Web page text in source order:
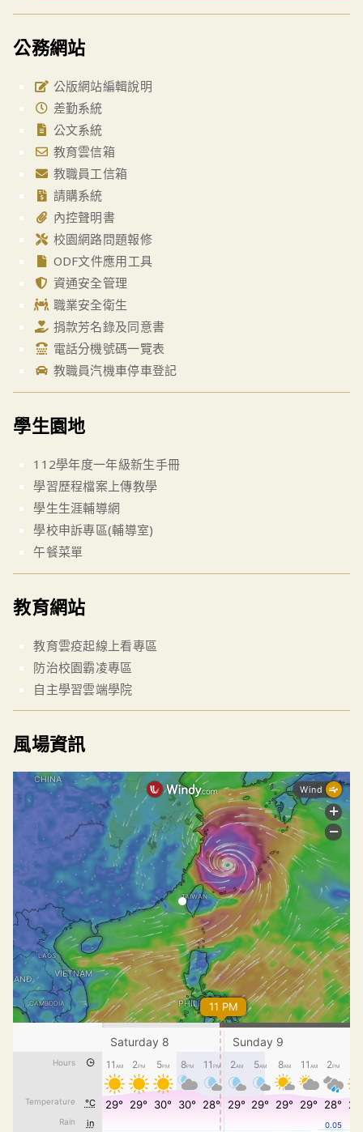
公務網站
公版網站編輯說明
差勤系統
公文系統
教育雲信箱
教職員工信箱
請購系統
內控聲明書
校園網路問題報修
ODF文件應用工具
資通安全管理
職業安全衛生
捐款芳名錄及同意書
電話分機號碼一覽表
教職員汽機車停車登記
學生園地
112學年度一年級新生手冊
學習歷程檔案上傳教學
學生生涯輔導網
學校申訴專區(輔導室)
午餐菜單
教育網站
教育雲疫起線上看專區
防治校園霸凌專區
自主學習雲端學院
風場資訊